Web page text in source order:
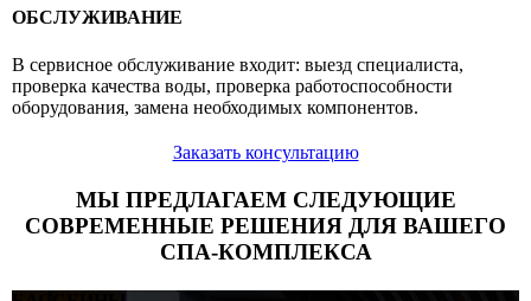
ОБСЛУЖИВАНИЕ
В сервисное обслуживание входит: выезд специалиста,
проверка качества воды, проверка работоспособности
оборудования, замена необходимых компонентов.
Заказать консультацию
МЫ ПРЕДЛАГАЕМ СЛЕДУЮЩИЕ
СОВРЕМЕННЫЕ РЕШЕНИЯ ДЛЯ ВАШЕГО
СПА-КОМПЛЕКСА